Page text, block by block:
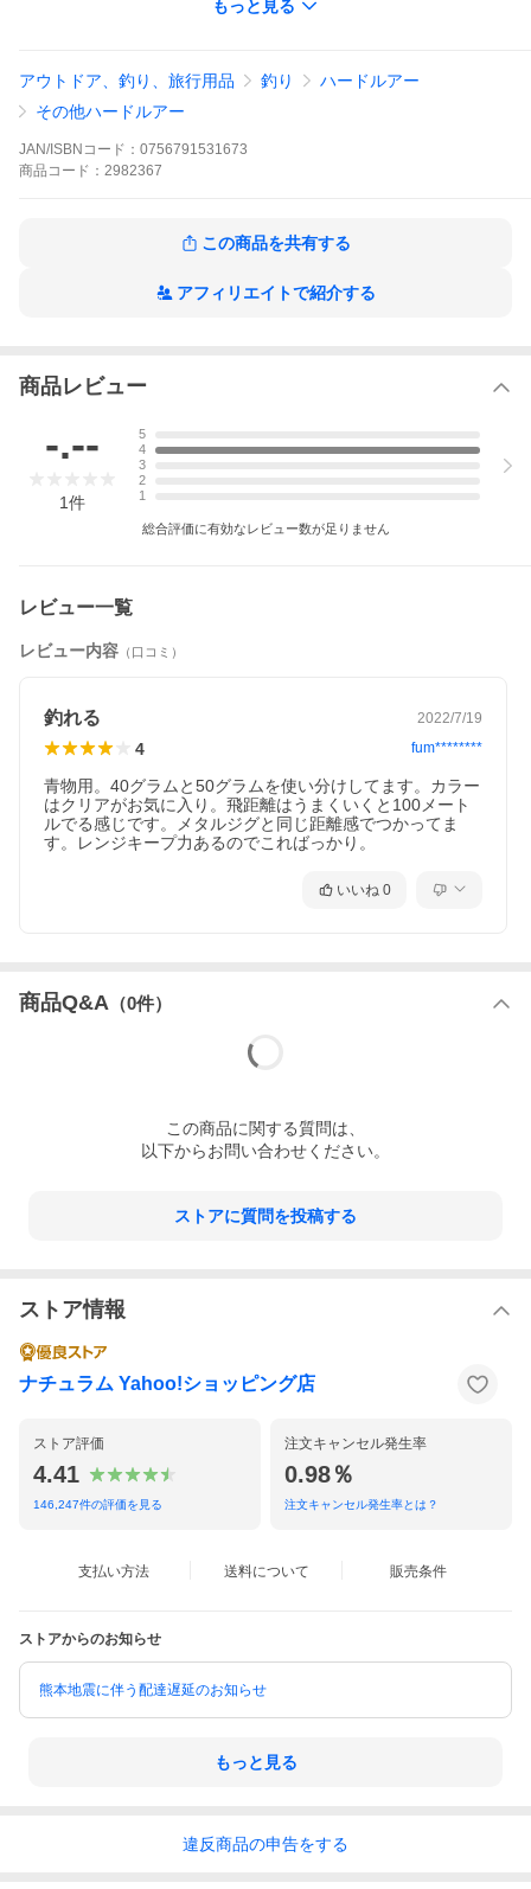
●水を掴むフェイスデザイン、超低重心のウェイトバランスにより、フ
仕様/規格
●サイズ:95mm
●リングサイズ: #4
●フックサイズ:#3
ベリー/HOGCオレンジテールゴールドチャート/HPIピンクイワ
ケイオレンジゴールドラメ/ケイムラカタクチ/コノシロ/サンマ/シルエ
ットブラック/シルバーフラッシュ/シロギスグローベリー/ストライクイ
ィー/マットチャート
●カラー:クリアー
メーカー品番
もっと見る
アウトドア、釣り、旅行用品 釣り
ハードルアー
その他ハードルアー
JAN/ISBNコード： 0756791531673
商品 コード： 2982367
この商品を共有する
アフィリエイトで紹介する
商品レビュー
-.--
1件
5
4
3
2
1
総合評価に有効なレビュー数が足りません
レビュー一覧
レビュー内容 （口コミ）
釣れる 2022/7/19
4 fum********
青物用。40グラムと50グラムを使い分けしてます。カラー
はクリアがお気に入り。飛距離はうまくいくと100メート
ルでる感じです。メタルジグと同じ距離感でつかってま
す。レンジキープ力あるのでこればっかり。
いいね 0
商品Q&A （0件）
この商品に関する質問は、
以下からお問い合わせください。
ストアに質問を投稿する
ストア情報
ナチュラム Yahoo!ショッピング店
ストア評価
4.41
146,247件の評価を見る
注文キャンセル発生率
0.98％
注文キャンセル発生率とは？
支払い方法 送料について 販売条件
ストアからのお知らせ
熊本地震に伴う配達遅延のお知らせ
もっと見る
違反商品の申告をする